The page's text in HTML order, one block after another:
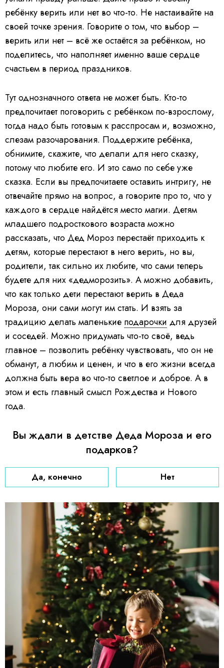
ребёнку верить или нет во что-то. Не настаивайте на
своей точке зрения. Говорите о том, что выбор –
верить или нет – всё же остаётся за ребёнком, но
поделитесь, что наполняет именно ваше сердце
счастьем в период праздников.
Тут однозначного ответа не может быть. Кто-то
предпочитает поговорить с ребёнком по-взрослому,
тогда надо быть готовым к расспросам и, возможно,
слезам разочарования. Поддержите ребёнка,
обнимите, скажите, что делали для него сказку,
потому что любите его. И это само по себе уже
сказка. Если вы предпочитаете оставить интригу, не
отвечайте прямо на вопрос, а говорите про то, что у
каждого в сердце найдётся место магии. Детям
младшего подросткового возраста можно
рассказать, что Дед Мороз перестаёт приходить к
детям, которые перестают в него верить, но вы,
родители, так сильно их любите, что сами теперь
будете для них «дедморозить». А можно добавить,
что как только дети перестают верить в Деда
Мороза, они сами могут им стать. И взять за
традицию делать маленькие подарочки для друзей
и соседей. Можно придумать что-то своё, ведь
главное – позволить ребёнку чувствовать, что он не
обманут, а любим и ценен, и что в его жизни всегда
должна быть вера во что-то светлое и доброе. А в
этом и есть главный смысл Рождества и Нового
года.
Вы ждали в детстве Деда Мороза и его
подарков?
Да, конечно Нет